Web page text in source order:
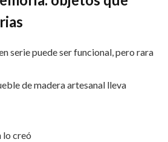
serie puede ser funcional, pero rara
de madera artesanal lleva
lo creó